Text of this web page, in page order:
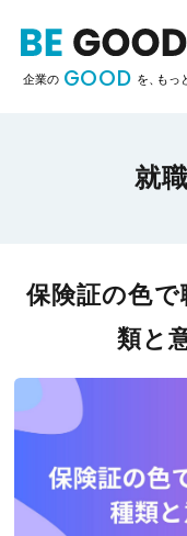
企業の GOOD を、もっ
就
保険証の色
類と